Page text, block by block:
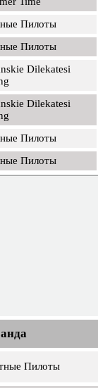
Пилоты
Пилоты
Dilekatesi
Dilekatesi
Пилоты
Пилоты
Пилоты